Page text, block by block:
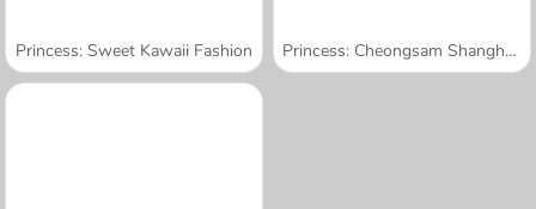
Princess: Sweet Kawaii Fashion Princess: Cheongsam Shanghai Fashion